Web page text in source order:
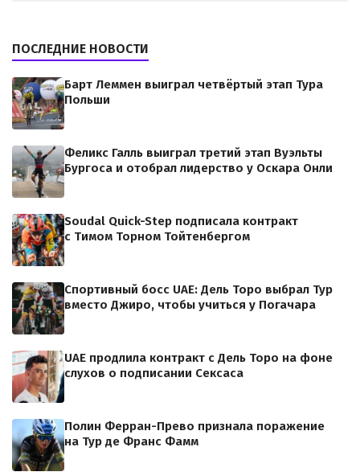
ПОСЛЕДНИЕ НОВОСТИ
Барт Леммен выиграл четвёртый этап Тура
Польши
Феликс Галль выиграл третий этап Вуэльты
Бургоса и отобрал лидерство у Оскара Онли
Soudal Quick-Step подписала контракт
с Тимом Торном Тойтенбергом
Спортивный босс UAE: Дель Торо выбрал Тур
вместо Джиро, чтобы учиться у Погачара
UAE продлила контракт с Дель Торо на фоне
слухов о подписании Сексаса
Полин Ферран-Прево признала поражение
на Тур де Франс Фамм